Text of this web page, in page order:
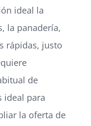
ideal la
la panadería,
rápidas, justo
de
ideal para
la oferta de